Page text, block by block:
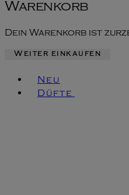
Warenkorb
Dein Warenkorb ist
Weiter einkaufen
Neu
Düfte